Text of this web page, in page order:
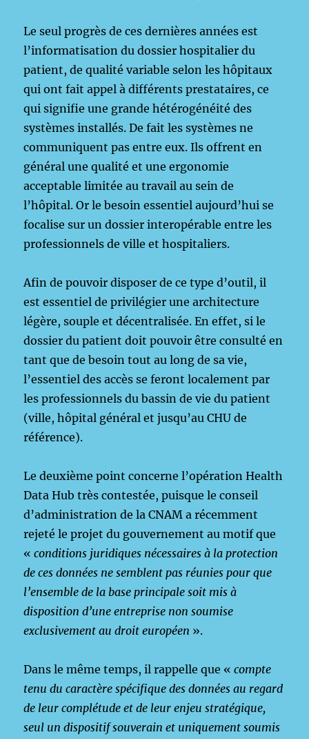
Le seul progrès de ces dernières années est
l’informatisation du dossier hospitalier du
patient, de qualité variable selon les hôpitaux
qui ont fait appel à différents prestataires, ce
qui signifie une grande hétérogénéité des
systèmes installés. De fait les systèmes ne
communiquent pas entre eux. Ils offrent en
général une qualité et une ergonomie
acceptable limitée au travail au sein de
l’hôpital. Or le besoin essentiel aujourd’hui se
focalise sur un dossier interopérable entre les
professionnels de ville et hospitaliers.
Afin de pouvoir disposer de ce type d’outil, il
est essentiel de privilégier une architecture
légère, souple et décentralisée. En effet, si le
dossier du patient doit pouvoir être consulté en
tant que de besoin tout au long de sa vie,
l’essentiel des accès se feront localement par
les professionnels du bassin de vie du patient
(ville, hôpital général et jusqu’au CHU de
référence).
Le deuxième point concerne l’opération Health
Data Hub très contestée, puisque le conseil
d’administration de la CNAM a récemment
rejeté le projet du gouvernement au motif que
«conditions juridiques nécessaires à la protection
de ces données ne semblent pas réunies pour que
l’ensemble de la base principale soit mis à
disposition d’une entreprise non soumise
exclusivement au droit européen ».
Dans le même temps, il rappelle que «compte
tenu du caractère spécifique des données au regard
de leur complétude et de leur enjeu stratégique,
seul un dispositif souverain et uniquement soumis